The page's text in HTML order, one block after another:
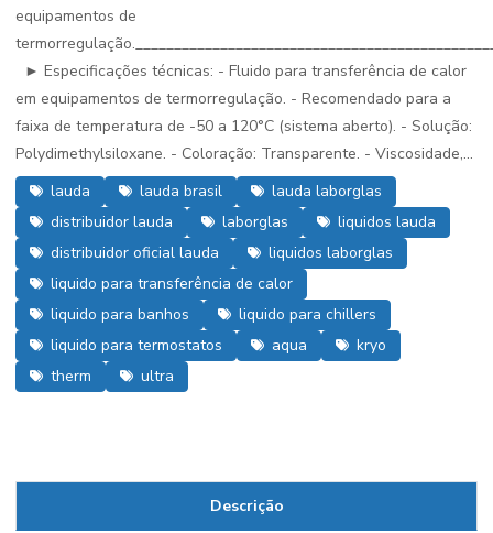
equipamentos de
► Especificações técnicas: - Fluido para transferência de calor
em equipamentos de termorregulação. - Recomendado para a
faixa de temperatura de -50 a 120°C (sistema aberto). - Solução:
Polydimethylsiloxane. - Coloração: Transparente. - Viscosidade,...
lauda
lauda brasil
lauda laborglas
distribuidor lauda
laborglas
liquidos lauda
distribuidor oficial lauda
liquidos laborglas
liquido para transferência de calor
liquido para banhos
liquido para chillers
liquido para termostatos
aqua
kryo
therm
ultra
Descrição